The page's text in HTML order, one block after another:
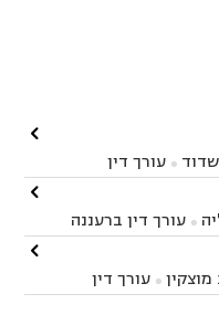

עורך דין
עורך דין בגן יבנה
בקרית מלאכי

 עורך דין ברעננה
סבא
עורך דין בהוד
עורך דין בקדימה


עורך דין
עורך דין
